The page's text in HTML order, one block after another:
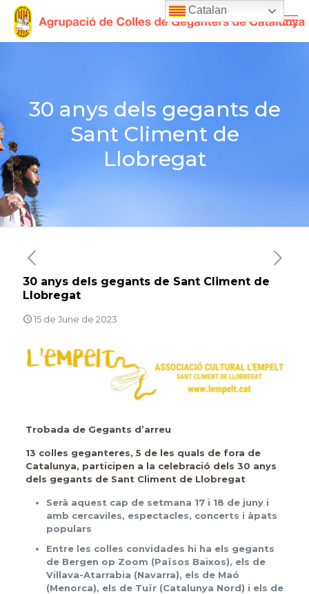
30 anys dels gegants de
Sant Climent de
Llobregat
30 anys dels gegants de Sant Climent de
Llobregat
15 de June de 2023
Trobada de Gegants d’arreu
13 colles geganteres, 5 de les quals de fora de
Catalunya, participen a la celebració dels 30 anys
dels gegants de Sant Climent de Llobregat
Serà aquest cap de setmana 17 i 18 de juny i
amb cercaviles, espectacles, concerts i àpats
populars
Entre les colles convidades hi ha els gegants
de Bergen op Zoom (Països Baixos), els de
Villava-Atarrabia (Navarra), els de Maó
(Menorca), els de Tuïr (Catalunya Nord) i els de
Catalan